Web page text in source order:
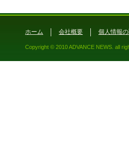
ホーム 会社概要 個人情報
Copyright © 2010 ADVANCE NEWS. all